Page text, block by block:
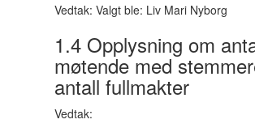
Vedtak: Valgt ble: Liv Mari Nyborg
1.4 Opplysning om
møtende med
antall fullmakter
Vedtak: